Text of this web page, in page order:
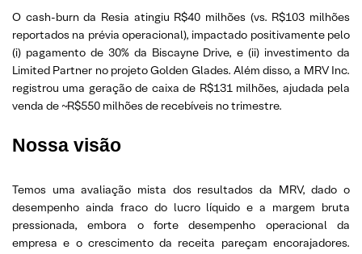
O cash-burn da Resia atingiu R$40 milhões (vs. R$103 milhões
reportados na prévia operacional), impactado positivamente pelo
(i) pagamento de 30% da Biscayne Drive, e (ii) investimento da
Limited Partner no projeto Golden Glades. Além disso, a MRV Inc.
registrou uma geração de caixa de R$131 milhões, ajudada pela
venda de ~R$550 milhões de recebíveis no trimestre.
Nossa visão
Temos uma avaliação mista dos resultados da MRV, dado o
desempenho ainda fraco do lucro líquido e a margem bruta
pressionada, embora o forte desempenho operacional da
empresa e o crescimento da receita pareçam encorajadores.